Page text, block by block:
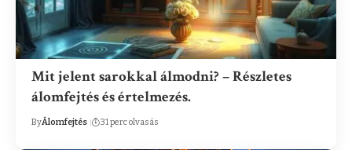
Mit jelent sarokkal álmodni? – Részletes
álomfejtés és értelmezés.
ByÁlomfejtés 31 perc olvasás